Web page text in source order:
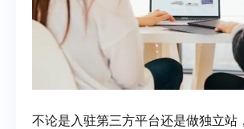
不论是入驻第三方平台还是做独立站